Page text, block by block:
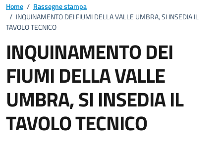
Home / Rassegne stampa
/ INQUINAMENTO DEI FIUMI DELLA VALLE UMBRA, SI INSEDIA IL
TAVOLO TECNICO
INQUINAMENTO DEI
FIUMI DELLA VALLE
UMBRA, SI INSEDIA IL
TAVOLO TECNICO